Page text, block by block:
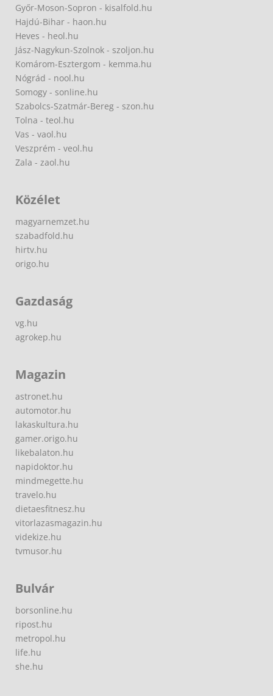
Győr-Moson-Sopron - kisalfold.hu
Hajdú-Bihar - haon.hu
Heves - heol.hu
Jász-Nagykun-Szolnok - szoljon.hu
Komárom-Esztergom - kemma.hu
Nógrád - nool.hu
Somogy - sonline.hu
Szabolcs-Szatmár-Bereg - szon.hu
Tolna - teol.hu
Vas - vaol.hu
Veszprém - veol.hu
Zala - zaol.hu
Közélet
magyarnemzet.hu
szabadfold.hu
hirtv.hu
origo.hu
Gazdaság
vg.hu
agrokep.hu
Magazin
astronet.hu
automotor.hu
lakaskultura.hu
gamer.origo.hu
likebalaton.hu
napidoktor.hu
mindmegette.hu
travelo.hu
dietaesfitnesz.hu
vitorlazasmagazin.hu
videkize.hu
tvmusor.hu
Bulvár
borsonline.hu
ripost.hu
metropol.hu
life.hu
she.hu